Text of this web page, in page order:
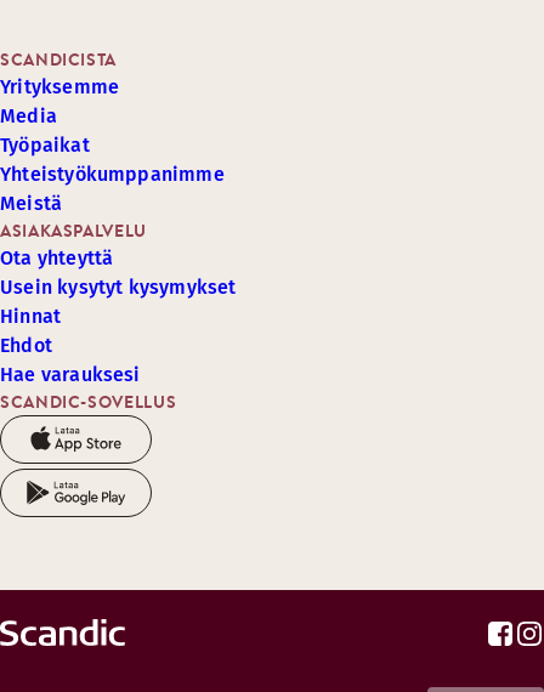
SCANDIC-SOVELLUS
ASIAKASPALVELU
Ota yhteyttä
Usein kysytyt kysymykset
Hinnat
Ehdot
Hae varauksesi
SCANDICISTA
Yrityksemme
Media
Työpaikat
Yhteistyökumppanimme
Meistä